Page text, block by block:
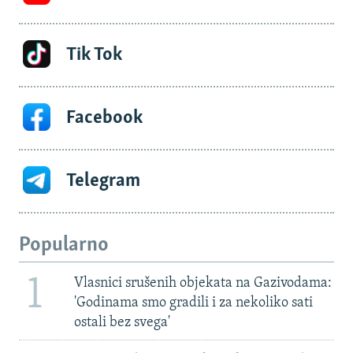
Tik Tok
Facebook
Telegram
Popularno
1
Vlasnici srušenih objekata na Gazivodama:
'Godinama smo gradili i za nekoliko sati
ostali bez svega'